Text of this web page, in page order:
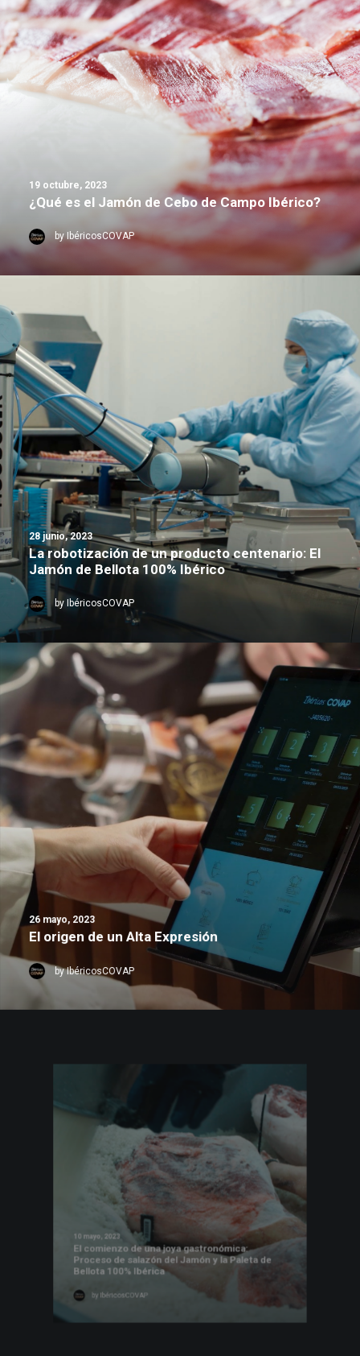
19 octubre, 2023
¿Qué es el Jamón de Cebo de Campo Ibérico?
by IbéricosCOVAP
28 junio, 2023
La robotización de un producto centenario: El
Jamón de Bellota 100% Ibérico
by IbéricosCOVAP
26 mayo, 2023
El origen de un Alta Expresión
by IbéricosCOVAP
10 mayo, 2023
El comienzo de una joya gastronómica:
Proceso de salazón del Jamón y la Paleta de
Bellota 100% Ibérica